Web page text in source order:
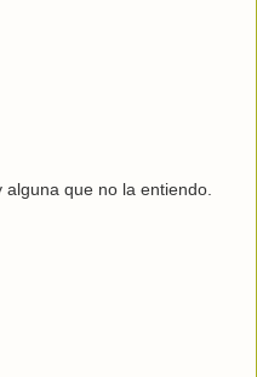
que no la entiendo.